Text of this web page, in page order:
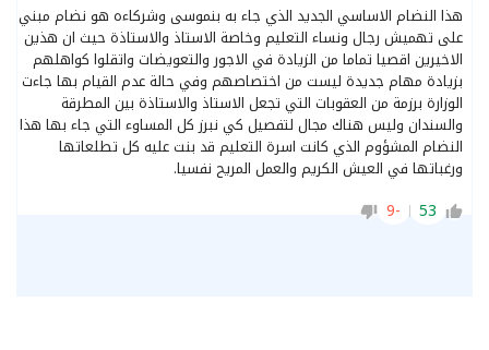
هذا النضام الاساسي الجديد الذي جاء به بنموسى وشركاءه هو نضام مبني
على تهميش رجال ونساء التعليم وخاصة الاستاذ والاستاذة حيث ان هذين
الاخيرين اقصيا تماما من الزيادة في الاجور والتعويضات واتقلوا كواهلهم
بزيادة مهام جديدة ليست من اختصاصهم وفي حالة عدم القيام بها جاءت
الوزارة برزمة من العقوبات التي تجعل الاستاذ والاستاذة بين المطرقة
والسندان وليس هناك مجال لتفصيل كي نبرز كل المساوء التي جاء بها هذا
النضام المشؤوم الذي كانت اسرة التعليم قد بنت عليه كل تطلعاتها
ورغباتها في العيش الكريم والعمل المريح نفسيا.
53
-9